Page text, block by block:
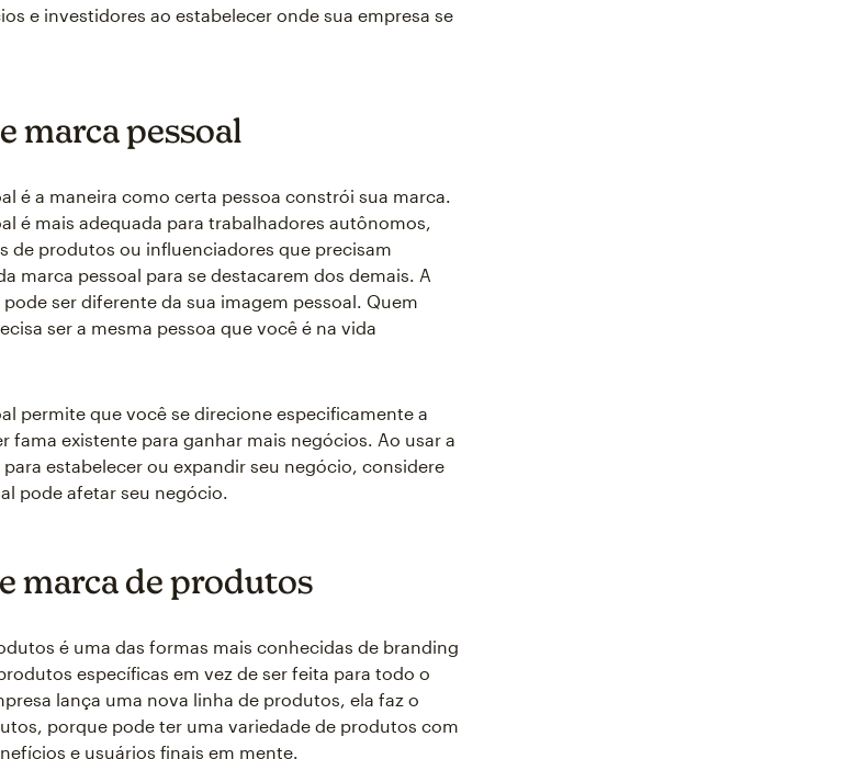
e investidores ao estabelecer onde sua empresa se
marca pessoal
é a maneira como certa pessoa constrói sua marca.
é mais adequada para trabalhadores autônomos,
de produtos ou influenciadores que precisam
marca pessoal para se destacarem dos demais. A
ser diferente da sua imagem pessoal. Quem
ser a mesma pessoa que você é na vida
permite que você se direcione especificamente a
fama existente para ganhar mais negócios. Ao usar a
estabelecer ou expandir seu negócio, considere
pode afetar seu negócio.
marca de produtos
é uma das formas mais conhecidas de branding
específicas em vez de ser feita para todo o
lança uma nova linha de produtos, ela faz o
porque pode ter uma variedade de produtos com
e usuários finais em mente.